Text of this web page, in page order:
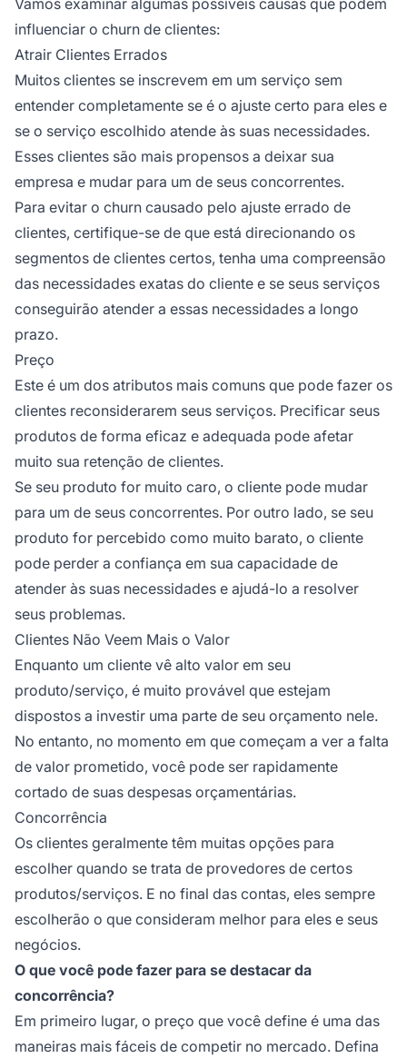
influenciar o churn de clientes:
Atrair Clientes Errados
Muitos clientes se inscrevem em um serviço sem
entender completamente se é o ajuste certo para eles e
se o serviço escolhido atende às suas necessidades.
Esses clientes são mais propensos a deixar sua
empresa e mudar para um de seus concorrentes.
Para evitar o churn causado pelo ajuste errado de
clientes, certifique-se de que está direcionando os
segmentos de clientes certos, tenha uma compreensão
das necessidades exatas do cliente e se seus serviços
conseguirão atender a essas necessidades a longo
prazo.
Preço
Este é um dos atributos mais comuns que pode fazer os
clientes reconsiderarem seus serviços. Precificar seus
produtos de forma eficaz e adequada pode afetar
muito sua retenção de clientes.
Se seu produto for muito caro, o cliente pode mudar
para um de seus concorrentes. Por outro lado, se seu
produto for percebido como muito barato, o cliente
pode perder a confiança em sua capacidade de
atender às suas necessidades e ajudá-lo a resolver
seus problemas.
Clientes Não Veem Mais o Valor
Enquanto um cliente vê alto valor em seu
produto/serviço, é muito provável que estejam
dispostos a investir uma parte de seu orçamento nele.
No entanto, no momento em que começam a ver a falta
de valor prometido, você pode ser rapidamente
cortado de suas despesas orçamentárias.
Concorrência
Os clientes geralmente têm muitas opções para
escolher quando se trata de provedores de certos
produtos/serviços. E no final das contas, eles sempre
escolherão o que consideram melhor para eles e seus
negócios.
O que você pode fazer para se destacar da
concorrência?
Em primeiro lugar, o preço que você define é uma das
maneiras mais fáceis de competir no mercado. Defina